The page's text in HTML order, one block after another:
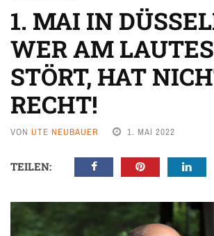
1. MAI IN
WER AM
STÖRT, HAT
RECHT!
VON UTE NEUBAUER 1. MAI 2022
TEILEN: